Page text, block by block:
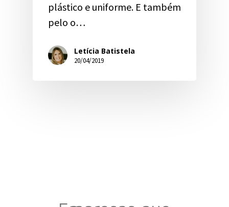
plástico e uniforme. E também
pelo o…
Letícia Batistela
20/04/2019